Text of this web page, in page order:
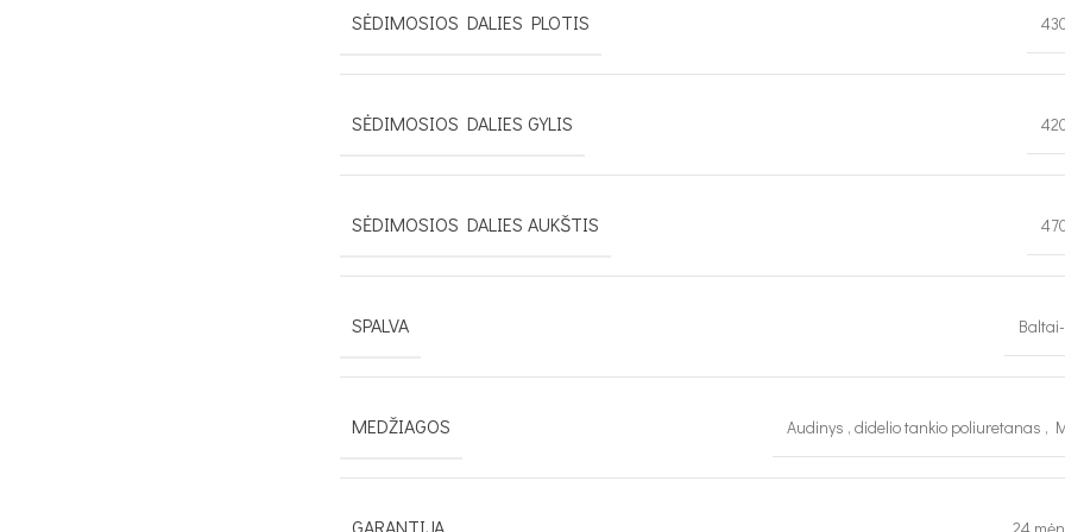
SĖDIMOSIOS DALIES PLOTIS
SĖDIMOSIOS DALIES GYLIS
SĖDIMOSIOS DALIES AUKŠTIS
SPALVA
MEDŽIAGOS Audinys , didelio tankio poliuretanas ,
GARANTIJA